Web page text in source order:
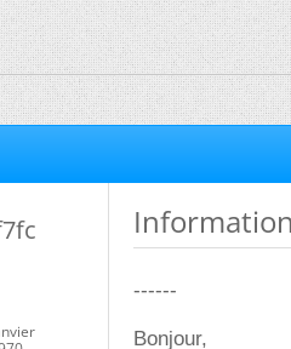
------
Bonjour,